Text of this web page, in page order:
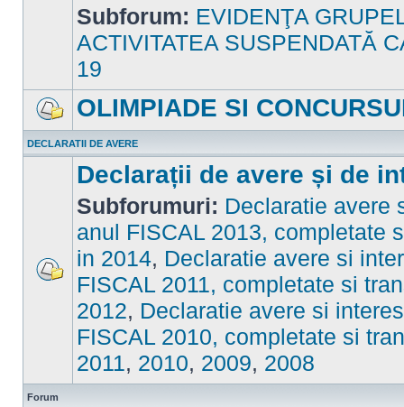
Subforum: EVIDENŢA
ACTIVITATEA SUSPENDATĂ
19
mesaje
necitite
OLIMPIADE SI
DECLARATII DE AVERE
sunt
mesaje
necitite
Declarații de avere și de
Subforumuri: Declaratie avere
anul FISCAL 2013, completate
in 2014, Declaratie avere si
FISCAL 2011, completate si
2012, Declaratie avere si
FISCAL 2010, completate si
2011, 2010, 2009, 2008
Forum